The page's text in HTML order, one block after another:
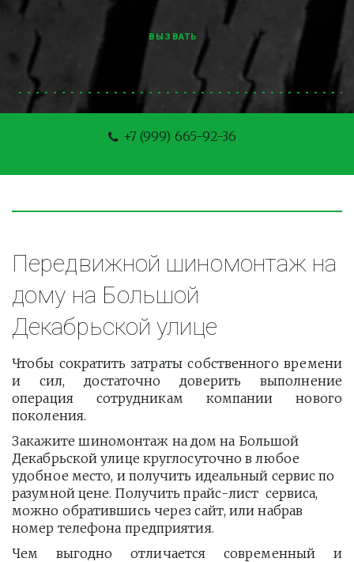
ВЫЗВАТЬ
+7 (999) 665-92-36
Передвижной шиномонтаж на
дому на Большой
Декабрьской улице
Чтобы сократить затраты собственного времени
и сил, достаточно доверить выполнение
операция сотрудникам компании нового
поколения.
Закажите шиномонтаж на дом на Большой
Декабрьской улице круглосуточно в любое
удобное место, и получить идеальный сервис по
разумной цене. Получить прайс-лист  сервиса,
можно обратившись через сайт, или набрав
номер телефона предприятия.
Чем выгодно отличается современный и